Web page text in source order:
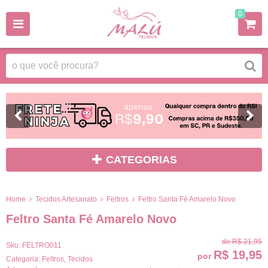
0
CATEGORIAS
Home Tecidos Artesanato Feltros Feltro Santa Fé Amarelo Novo
Feltro Santa Fé Amarelo Novo
Sku: FELTRO011
Categoria: Feltros Tecidos
de R$ 21,95
por R$ 19,95